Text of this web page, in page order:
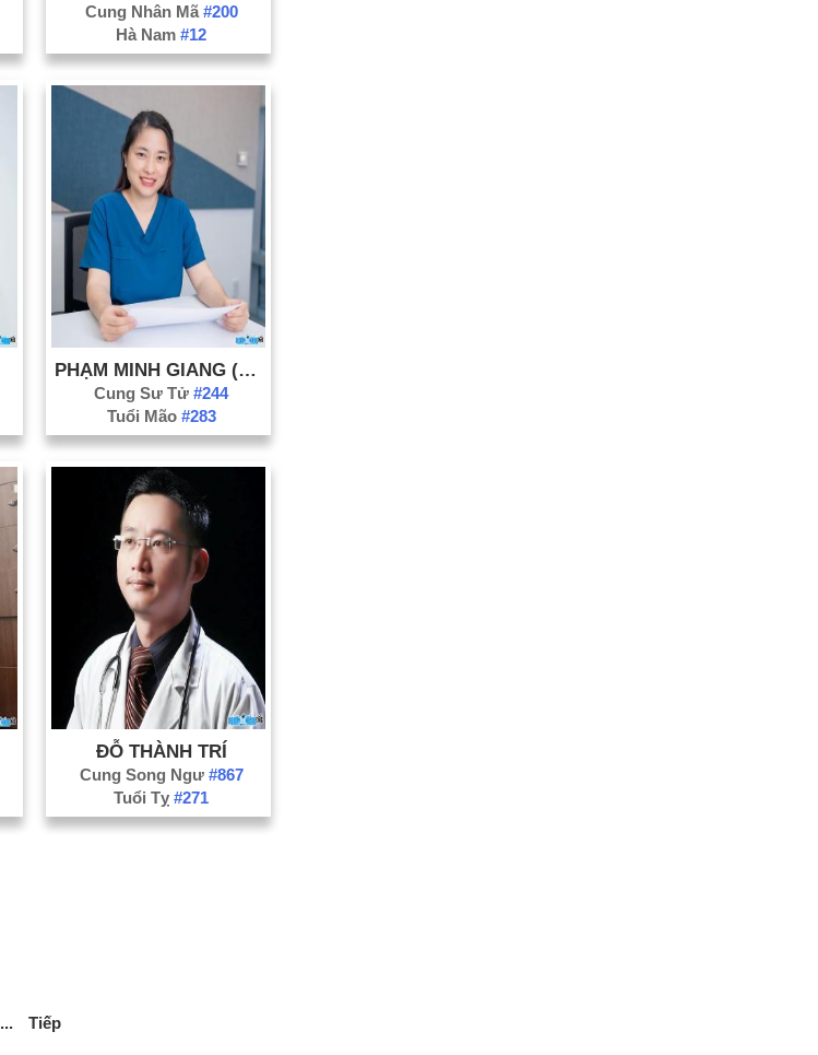
Cung Nhân Mã #200
Hà Nam#12
PHẠM MINH GIANG (BÁC SĨ GIANG PHỤ SẢN TRUNG ƯƠNG)
Cung Sư Tử#244
Tuổi Mão #283
ĐỖ THÀNH TRÍ
Cung Song Ngư #867
Tuổi Tỵ#271
... Tiếp